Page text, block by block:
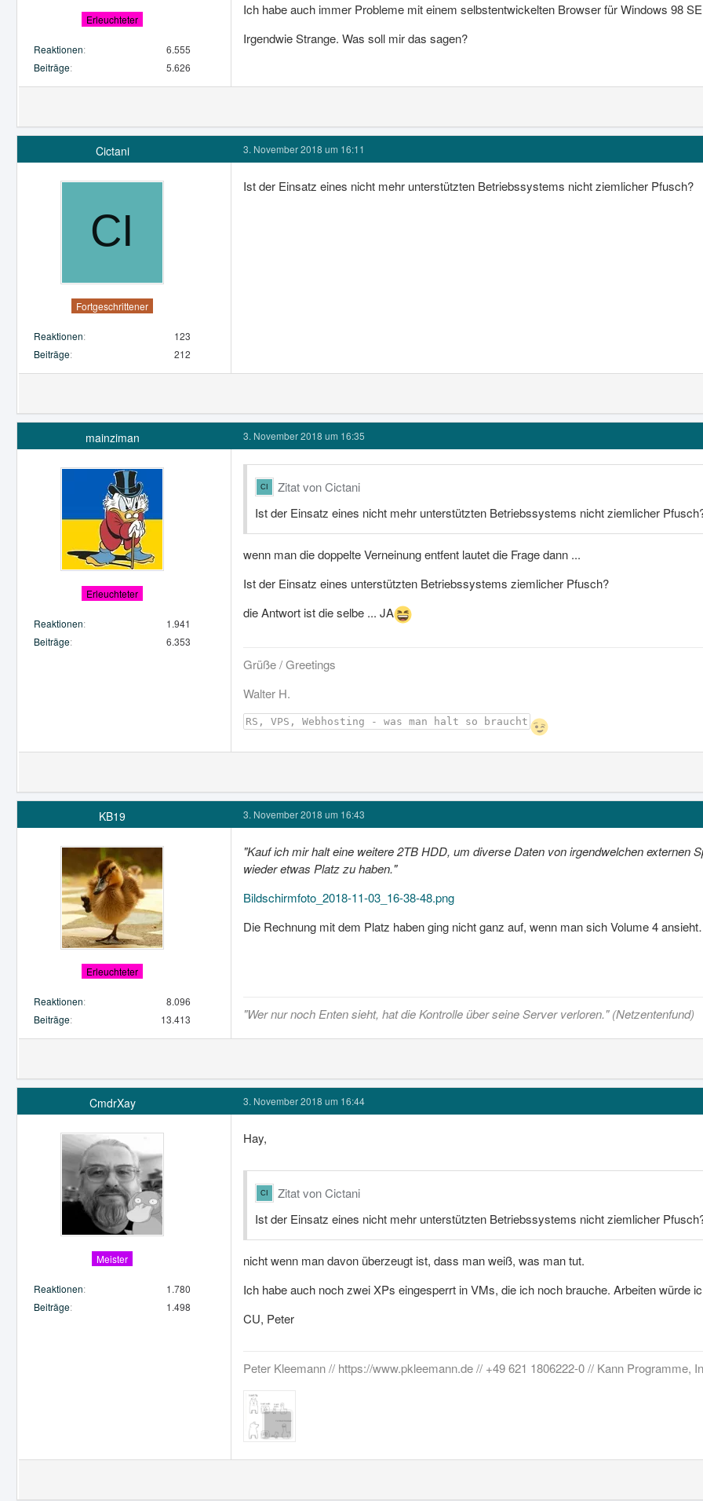
Erleuchteter
Reaktionen
6.555
Beiträge
5.626
Ich habe auch immer Probleme mit einem selbstentwickelten Browser für Windows 98
Irgendwie Strange. Was soll mir das sagen?
Cictani
Fortgeschrittener
Reaktionen
123
Beiträge
212
3. November 2018 um 16:11
Ist der Einsatz eines nicht mehr unterstützten Betriebssystems nicht ziemlicher Pfusch?
mainziman
Erleuchteter
Reaktionen
1.941
Beiträge
6.353
3. November 2018 um 16:35
Zitat von Cictani
Ist der Einsatz eines nicht mehr unterstützten Betriebssystems nicht ziemlicher
wenn man die doppelte Verneinung entfent lautet die Frage dann ...
Ist der Einsatz eines unterstützten Betriebssystems ziemlicher Pfusch?
die Antwort ist die selbe ... JA
Grüße / Greetings
Walter H.
RS, VPS, Webhosting - was man halt so braucht
KB19
Erleuchteter
Reaktionen
8.096
Beiträge
13.413
3. November 2018 um 16:43
"Kauf ich mir halt eine weitere 2TB HDD, um diverse Daten von irgendwelchen externen
wieder etwas Platz zu haben."
Bildschirmfoto_2018-11-03_16-38-48.png
Die Rechnung mit dem Platz haben ging nicht ganz auf, wenn man sich Volume 4
"Wer nur noch Enten sieht, hat die Kontrolle über seine Server verloren." (Netzentenfund)
CmdrXay
Meister
Reaktionen
1.780
Beiträge
1.498
3. November 2018 um 16:44
Hay,
Zitat von Cictani
Ist der Einsatz eines nicht mehr unterstützten Betriebssystems nicht ziemlicher
nicht wenn man davon überzeugt ist, dass man weiß, was man tut.
Ich habe auch noch zwei XPs eingesperrt in VMs, die ich noch brauche. Arbeiten würde
CU, Peter
Peter Kleemann // https://www.pkleemann.de // +49 621 1806222-0 // Kann Programme,